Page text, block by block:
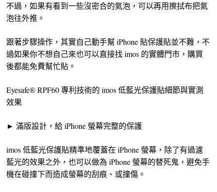
不過，如果有看到一些沒密合的氣泡，可以再用擦拭布把氣
泡往外推。
跟著步驟操作，其實自己動手幫 iPhone 貼保護貼並不難，不
過如果你不想自己來也可以直接找 imos 的實體門市，購買
後都能免費幫忙貼。
Eyesafe® RPF60 專利技術的 imos 低藍光保護貼細節與實測
效果
► 滿版設計，給 iPhone 螢幕完整的保護
imos 低藍光保護貼精準地覆蓋在 iPhone 螢幕，除了有過濾
藍光的效果之外，也可以做為 iPhone 螢幕的替死鬼，避免手
機在碰撞下而造成螢幕的刮痕、或撞傷。